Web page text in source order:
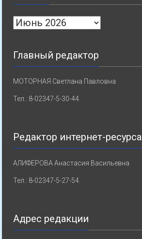
Архивы
Главный редактор
МОТОРНАЯ Светлана Павловна
Тел.: 8-02347-5-30-44.
Редактор интернет-ресурса
АЛИФЕРОВА Анастасия Васильевна
Тел.: 8-02347-5-27-54.
Адрес редакции